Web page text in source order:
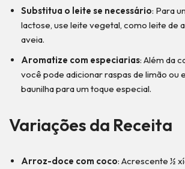
Substitua o leite se necessário: Para
lactose, use leite vegetal, como leite de
aveia.
Aromatize com especiarias: Além da
você pode adicionar raspas de limão ou
baunilha para um toque especial.
Variações da Receita
Arroz-doce com coco: Acrescente ½